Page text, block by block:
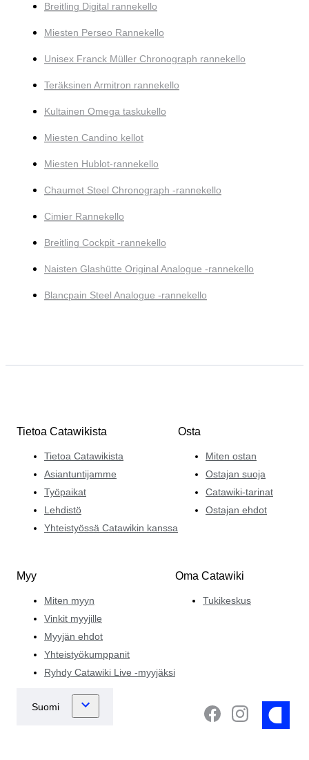
Breitling Digital rannekello
Miesten Perseo Rannekello
Unisex Franck Müller Chronograph rannekello
Teräksinen Armitron rannekello
Kultainen Omega taskukello
Miesten Candino kellot
Miesten Hublot-rannekello
Chaumet Steel Chronograph -rannekello
Cimier Rannekello
Breitling Cockpit -rannekello
Naisten Glashütte Original Analogue -rannekello
Blancpain Steel Analogue -rannekello
Tietoa Catawikista
Tietoa Catawikista
Asiantuntijamme
Työpaikat
Lehdistö
Yhteistyössä Catawikin kanssa
Osta
Miten ostan
Ostajan suoja
Catawiki-tarinat
Ostajan ehdot
Myy
Miten myyn
Vinkit myyjille
Myyjän ehdot
Yhteistyökumppanit
Ryhdy Catawiki Live -myyjäksi
Oma Catawiki
Tukikeskus